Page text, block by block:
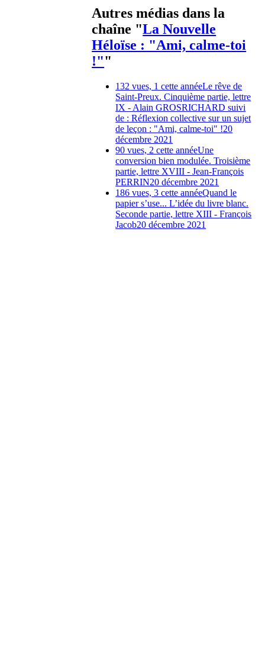
Autres médias dans la
chaîne "La Nouvelle
Héloïse : "Ami, calme-toi
!""
132 vues, 1 cette annéeLe rêve de
Saint-Preux. Cinquième partie, lettre
IX - Alain GROSRICHARD suivi
de : Réflexion collective sur un sujet
de leçon : "Ami, calme-toi" !20
décembre 2021
90 vues, 2 cette annéeUne
conversion bien modulée. Troisième
partie, lettre XVIII - Jean-François
PERRIN20 décembre 2021
186 vues, 3 cette annéeQuand le
papier s’use... L’idée du livre blanc.
Seconde partie, lettre XIII - François
Jacob20 décembre 2021